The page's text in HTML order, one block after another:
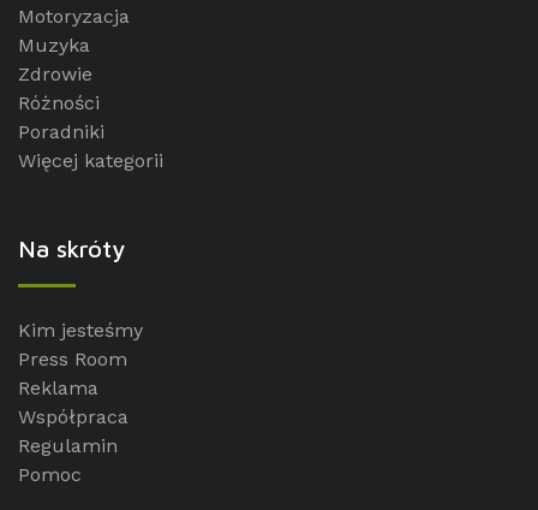
Motoryzacja
Muzyka
Zdrowie
Różności
Poradniki
Więcej kategorii
Na skróty
Kim jesteśmy
Press Room
Reklama
Współpraca
Regulamin
Pomoc